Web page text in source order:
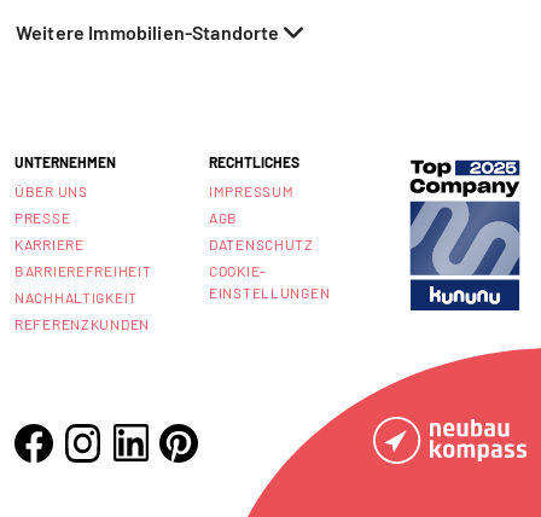
Weitere Immobilien-Standorte
UNTERNEHMEN
ÜBER UNS
PRESSE
KARRIERE
BARRIEREFREIHEIT
NACHHALTIGKEIT
REFERENZKUNDEN
RECHTLICHES
IMPRESSUM
AGB
DATENSCHUTZ
COOKIE-
EINSTELLUNGEN